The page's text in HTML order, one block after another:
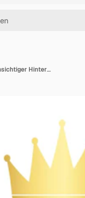
Olivenkrans png-Rahmen-Aufkleber mit goldem Design durchsichtiger Hintergrund